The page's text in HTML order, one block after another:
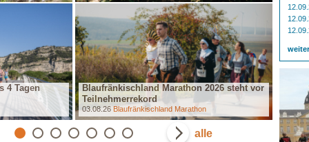
4 Tagen
Blaufränkischland Marathon 2026 steht vor
Teilnehmerrekord
03.08.26 Blaufränkischland Marathon 29.07.26
alle